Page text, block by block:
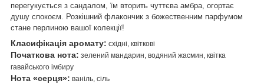
перегукується з сандалом, їм вторить чуттєва амбра, огортає
душу спокоєм. Розкішний флакончик з божественним парфумом
стане перлиною вашої колекції!
Класифікація аромату: східні, квіткові
Початкова нота: зелений мандарин, водяний жасмин, квітка
гавайського імбиру
Нота «серця»: ваніль, сіль